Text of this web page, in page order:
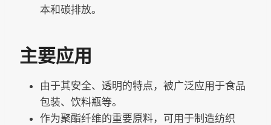
本和碳排放。
主要应用
由于其安全、透明的特点，被广泛应用于食品
包装、饮料瓶等。
作为聚酯纤维的重要原料，可用于制造纺织